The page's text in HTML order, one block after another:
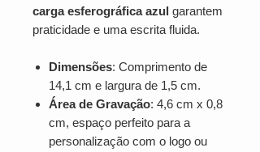
carga esferográfica azul garantem
praticidade e uma escrita fluida.
Dimensões: Comprimento de
14,1 cm e largura de 1,5 cm.
Área de Gravação: 4,6 cm x 0,8
cm, espaço perfeito para a
personalização com o logo ou